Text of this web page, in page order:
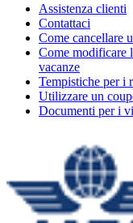
Assistenza clienti
Contattaci
Come cancellare
Come modificare
vacanze
Tempistiche per i
Utilizzare un
Documenti per i